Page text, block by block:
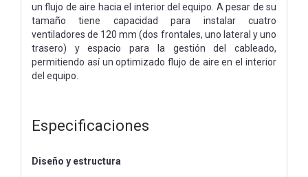
un flujo de aire hacia el interior del equipo. A pesar de su
tamaño tiene capacidad para instalar cuatro
ventiladores de 120 mm (dos frontales, uno lateral y uno
trasero) y espacio para la gestión del cableado,
permitiendo así un optimizado flujo de aire en el interior
del equipo.
Especificaciones
Diseño y estructura